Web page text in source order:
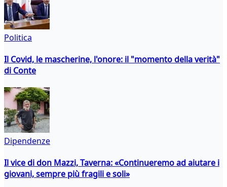
Politica
Il Covid, le mascherine, l'onore: il "momento della verità"
di Conte
Dipendenze
Il vice di don Mazzi, Taverna: «Continueremo ad aiutare i
giovani, sempre più fragili e soli»